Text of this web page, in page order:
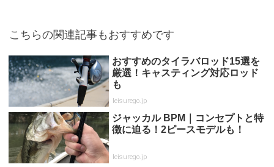
こちらの関連記事もおすすめです
おすすめのタイラバロッド15選を
厳選！キャスティング対応ロッド
も
leisurego.jp
ジャッカル BPM｜コンセプトと特
徴に迫る！2ピースモデルも！
leisurego.jp